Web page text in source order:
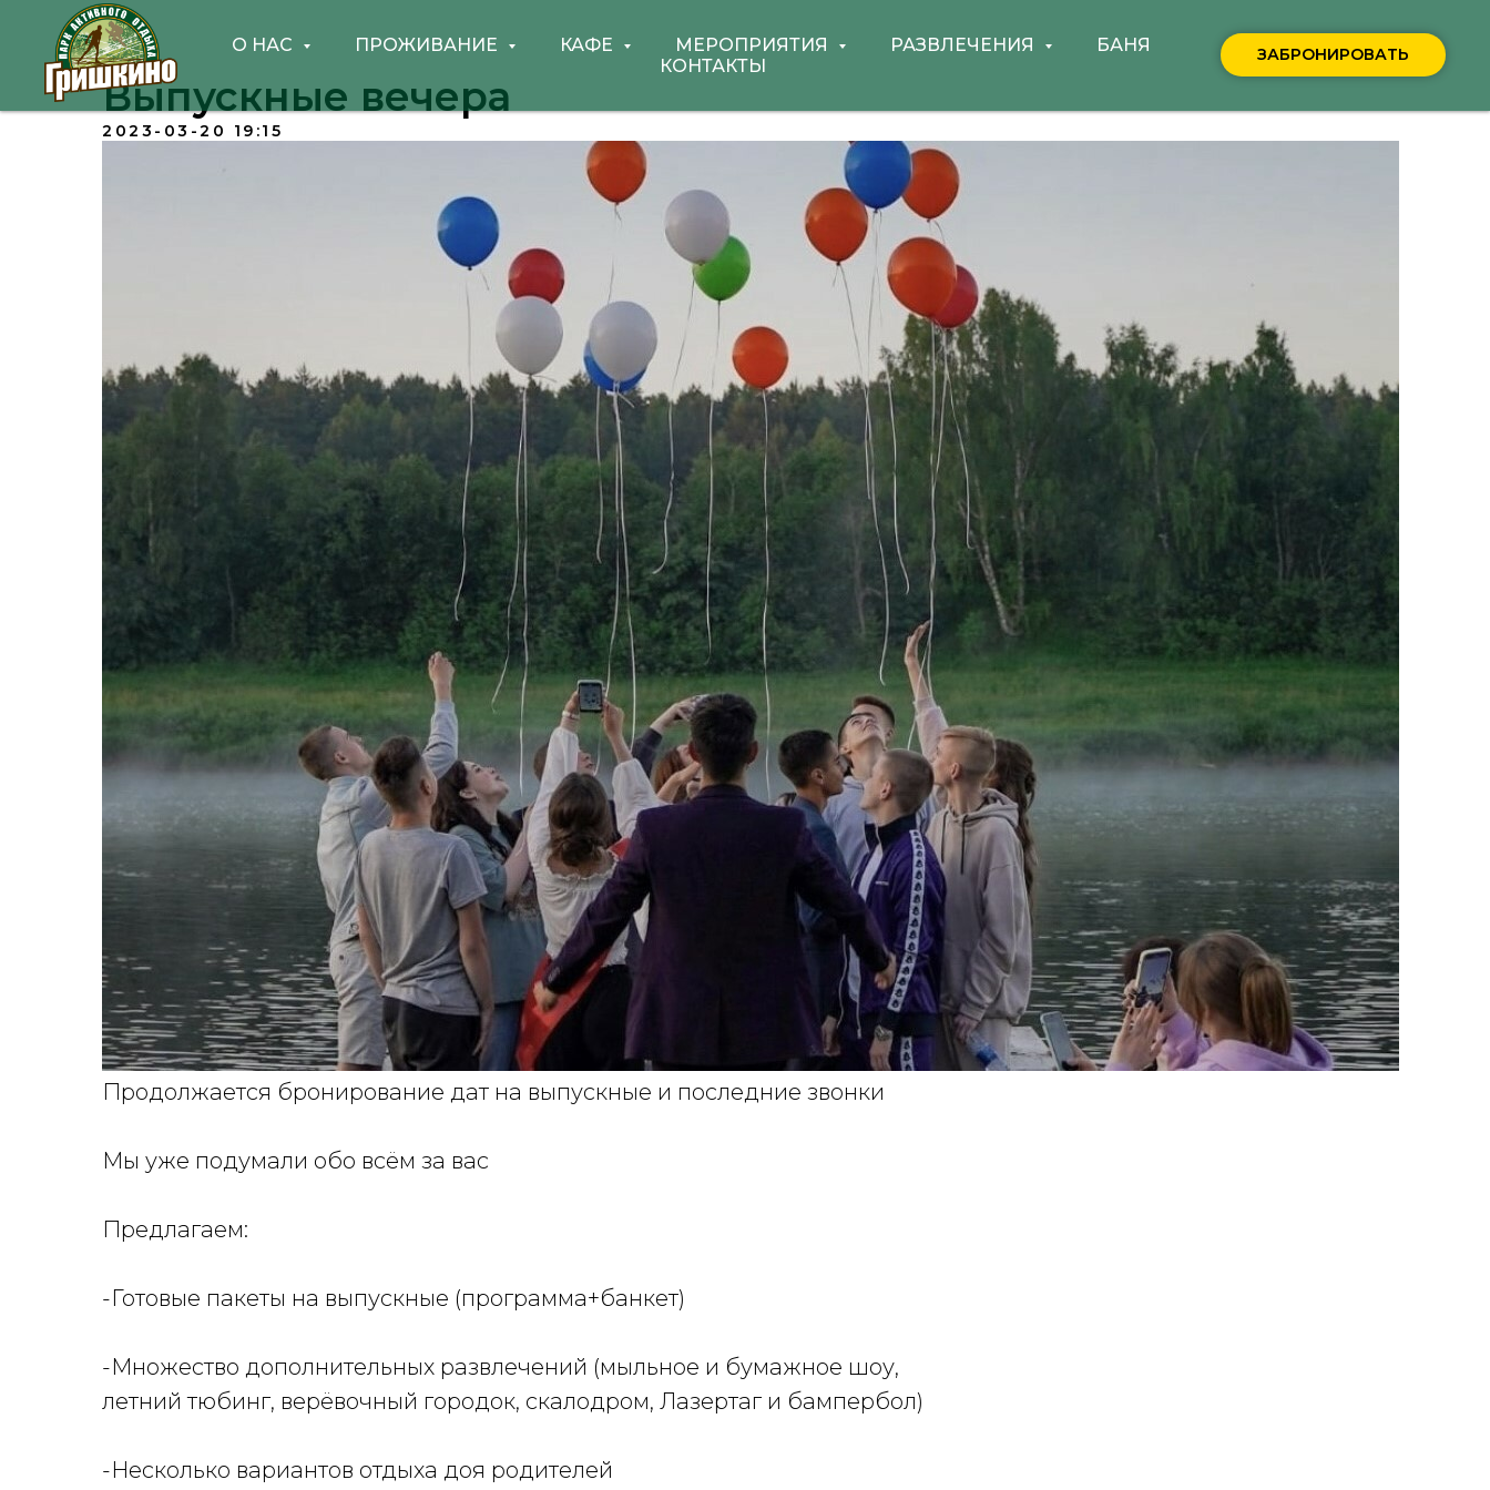
О НАС ПРОЖИВАНИЕ КАФЕ МЕРОПРИЯТИЯ РАЗВЛЕЧЕНИЯ
БАНЯ
КОНТАКТЫ
ЗАБРОНИРОВАТЬ
Выпускные вечера
2023-03-20 19:15
Продолжается бронирование дат на выпускные и последние звонки
Мы уже подумали обо всём за вас
Предлагаем:
-Готовые пакеты на выпускные (программа+банкет)
-Множество дополнительных развлечений (мыльное и бумажное шоу,
летний тюбинг, верёвочный городок, скалодром, Лазертаг и бампербол)
-Несколько вариантов отдыха доя родителей